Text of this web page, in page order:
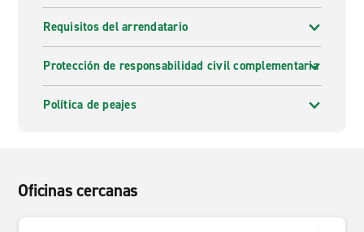
Requisitos del arrendatario
Protección de responsabilidad civil complementaria
Política de peajes
Oficinas cercanas